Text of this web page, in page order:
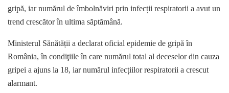
gripă, iar numărul de îmbolnăviri prin infecții respiratorii a avut un
trend crescător în ultima săptămână.
Ministerul Sănătății a declarat oficial epidemie de gripă în
România, în condiţiile în care numărul total al deceselor din cauza
gripei a ajuns la 18, iar numărul infecțiilor respiratorii a crescut
alarmant.